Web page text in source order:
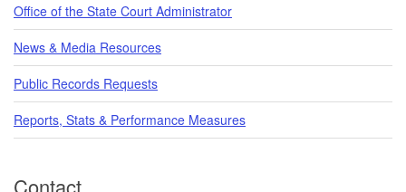
Office of the State Court Administrator
News & Media Resources
Public Records Requests
Reports, Stats & Performance Measures
Contact